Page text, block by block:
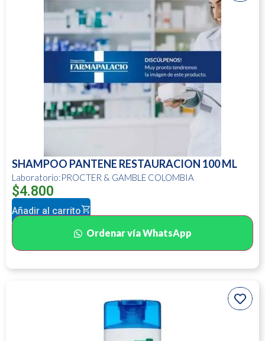
SHAMPOO PANTENE RESTAURACION 100 ML
Laboratorio:PROCTER & GAMBLE COLOMBIA
$4.800
Añadir al carrito
Ordenar vía WhatsApp